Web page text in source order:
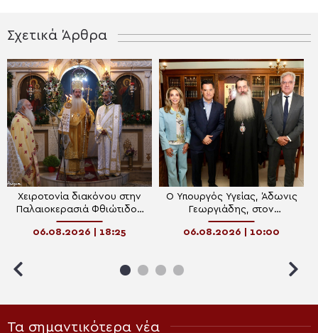
Σχετικά Άρθρα
Χειροτονία διακόνου στην
Παλαιοκερασιά Φθιώτιδος
(ΒΙΝΤΕΟ)
06.08.2026 | 18:25
Ο Υπουργός Υγείας, Άδωνις
Γεωργιάδης, στον
Μητροπολίτη Φθιώτιδος
Συμεών
06.08.2026 | 10:00
Τα σημαντικότερα νέα